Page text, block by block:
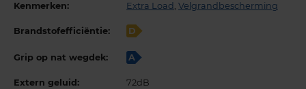
Kenmerken: Extra Load , Velgrandbescherming
Brandstofefficiëntie: D
Grip op nat wegdek: A
Extern geluid: 72dB